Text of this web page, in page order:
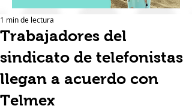
Trabajadores del
sindicato de telefonistas
llegan a acuerdo con
Telmex
1 min de lectura